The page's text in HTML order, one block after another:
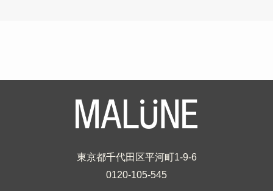
東京都千代田区平河町1-9-6
0120-105-545